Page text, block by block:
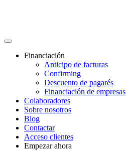
Financiación
Anticipo de facturas
Confirming
Descuento de pagarés
Financiación de empresas
Colaboradores
Sobre nosotros
Blog
Contactar
Acceso clientes
Empezar ahora